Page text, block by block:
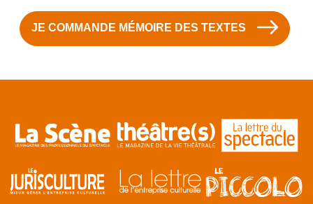
JE COMMANDE MÉMOIRE DES TEXTES